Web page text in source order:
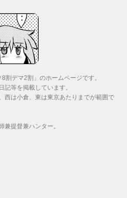
割デマ2割」のホームページです。
等を掲載しています。
西は小倉、東は東京あたりまでが範囲で
兼提督兼ハンター。